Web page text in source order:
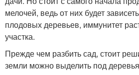
мелочей, ведь от них будет
плодовых деревьев, иммунитет
участка.
Прежде чем разбить сад, стоит
земли можно выделить под